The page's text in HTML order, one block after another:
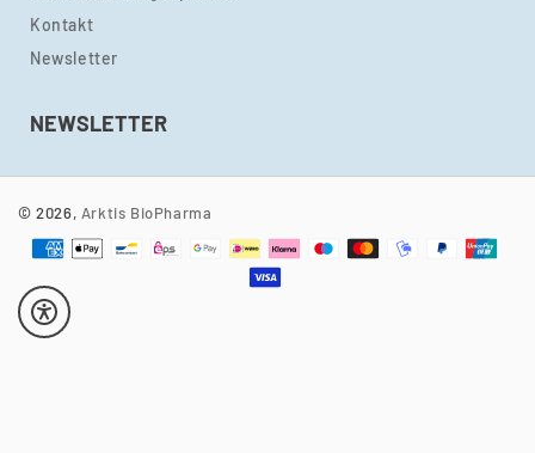
Kontakt
Newsletter
NEWSLETTER
© 2026, Arktis BioPharma
Zahlungsmethoden